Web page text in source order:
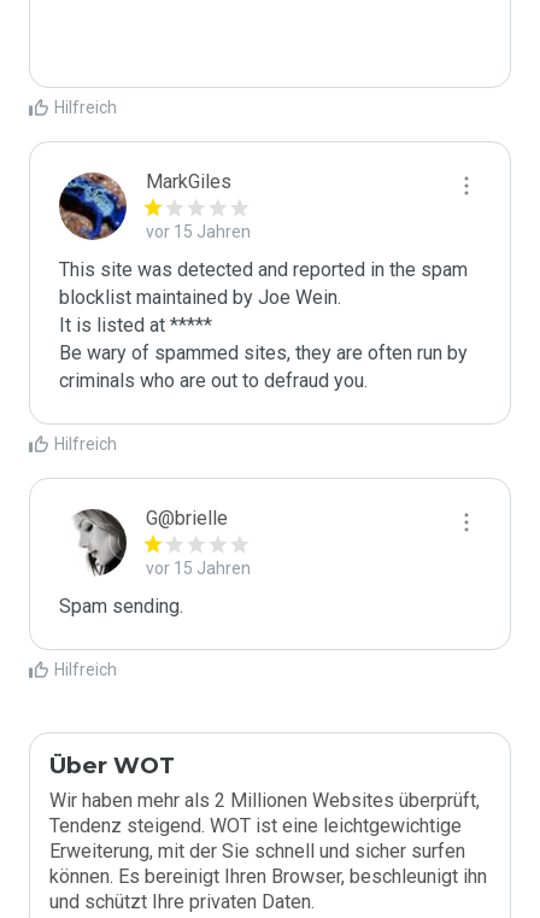
Hilfreich
MarkGiles
vor 15 Jahren
This site was detected and reported in the spam
blocklist maintained by Joe Wein.
It is listed at *****
Be wary of spammed sites, they are often run by
criminals who are out to defraud you.
Hilfreich
G@brielle
vor 15 Jahren
Spam sending.
Hilfreich
Über WOT
Wir haben mehr als 2 Millionen Websites überprüft,
Tendenz steigend. WOT ist eine leichtgewichtige
Erweiterung, mit der Sie schnell und sicher surfen
können. Es bereinigt Ihren Browser, beschleunigt ihn
und schützt Ihre privaten Daten.